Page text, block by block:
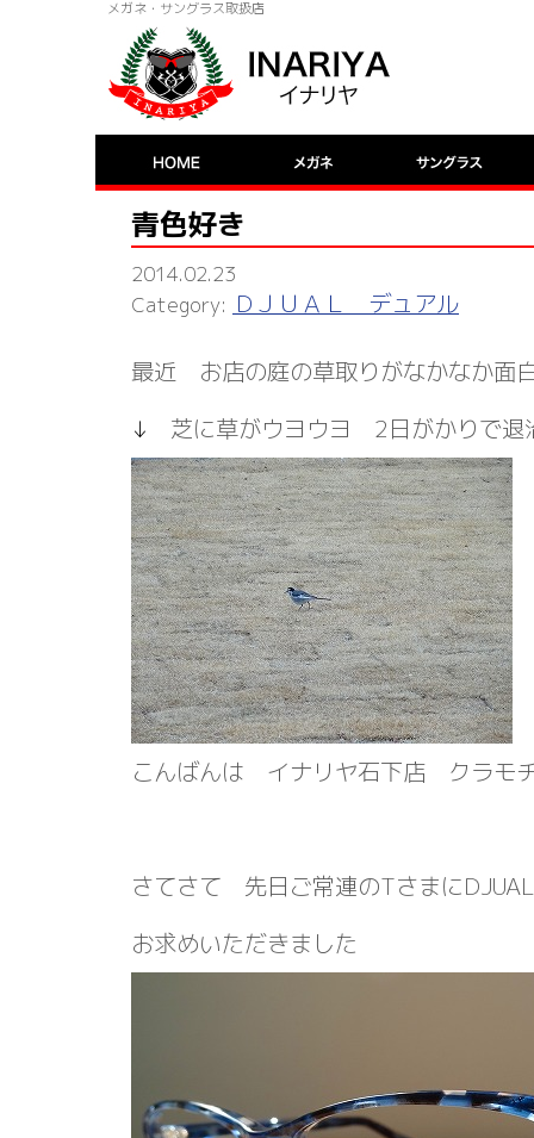
メガネ・サングラス取扱店
青色好き
2014.02.23
ＤＪＵＡＬ デュアル
最近 お店の庭の草取りがなかなか面
↓ 芝に草がウヨウヨ 2日がかりで退
こんばんは イナリヤ石下店 クラモ
さてさて 先日ご常連のTさまに
お求めいただきました